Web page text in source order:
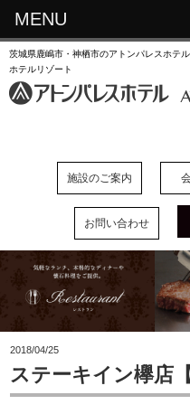
茨城県鹿嶋市・神栖市のアトンパレスホテ
ホテルリゾート
施設のご案内
お問い合わせ
2018/04/25
ステーキイン欅店
MENU